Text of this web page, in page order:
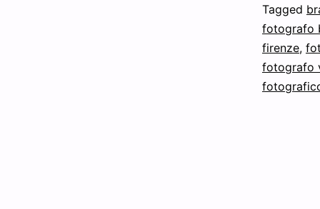
Tagged
fotografo
firenze,
fotografo